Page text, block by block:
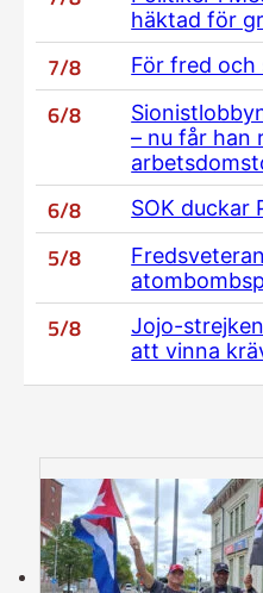
häktad för
7/8 För fred och
6/8
– nu får han
6/8 SOK duckar
5/8
5/8
Jojo-
att vinna